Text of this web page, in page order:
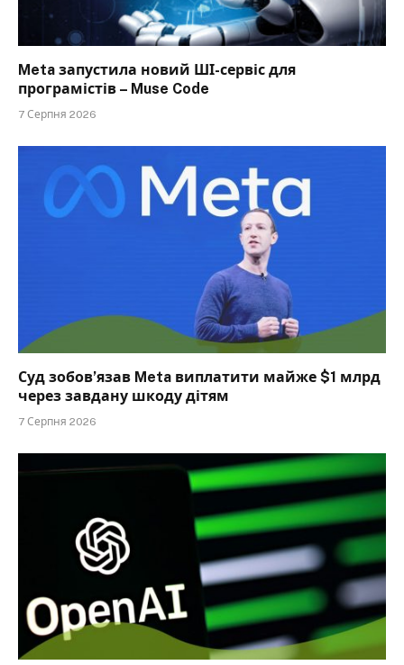
Meta запустила новий ШІ-сервіс для
програмістів – Muse Code
7 Серпня 2026
Суд зобов’язав Meta виплатити майже $1 млрд
через завдану шкоду дітям
7 Серпня 2026